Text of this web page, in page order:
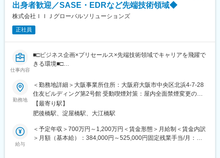
応
・海外主導のテクノロジー導入プロジェクトに参画し、日本拠点
【本ポジションの魅力】
・日本および海外で展開されている最先端のネットワークテクノ
・運用からプロジェクトまで幅広く経験でき、現在お持ちのスキ
ルを活かしながらキャリアアップを目指せる環境
チームには、さまざまなバックグラウンドを持つメンバーが在籍
しています。
・ネットワーク未経験でも、プログラミングなどIT分野での実務
経験がある
出身者歓迎／SASE・EDRなど先端技術領域◆
株式会社ＩＩＪグローバルソリューションズ
正社員
仕事内容
■□ビジネス企画×プリセールス×先端技術領域でキャリアを飛躍で
きる環境■□
大化
●クラウド・ネットワーク・セキュリティを横断した幅広い領域で
成長
●マーケ～サービス企画～プリセールスまで一気通貫で挑戦可能
●フラットでスピーディーな社風／役職に関係なく裁量大きく活躍
■業務概要
勤務地
＜勤務地詳細＞大阪事業所住所：大阪府大阪市中央区北浜4-7-28
住友ビルディング第2号館 受動喫煙対策：屋内全面禁煙変更の範
囲：会社の定める事業所（リモートワーク含む）
【最寄り駅】
肥後橋駅、淀屋橋駅、大江橋駅
給与
＜予定年収＞700万円～1,200万円＜賃金形態＞月給制＜賃金内訳
＞月額（基本給）：384,000円～525,000円固定残業手当/月：